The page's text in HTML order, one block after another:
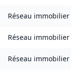
Réseau immobilier
Réseau immobilier
Réseau immobilier